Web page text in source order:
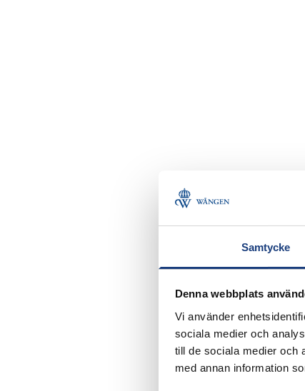
Samtycke
Denna webbplats
Vi använder
sociala medier och
till de sociala medier och
med annan information